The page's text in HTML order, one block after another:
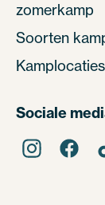
zomerkamp
Soorten
Kamplocaties
Sociale